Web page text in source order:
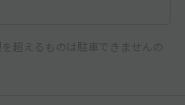
超えるものは駐車できませんの